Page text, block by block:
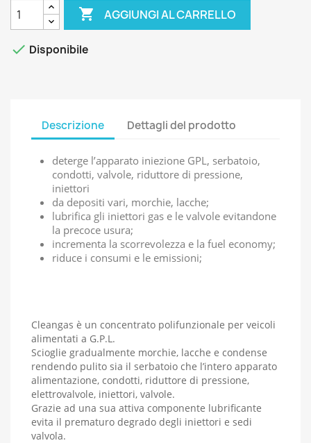
 AGGIUNGI AL CARRELLO
 Disponibile
Descrizione Dettagli del prodotto
deterge l’apparato iniezione GPL, serbatoio,
condotti, valvole, riduttore di pressione,
iniettori
da depositi vari, morchie, lacche;
lubrifica gli iniettori gas e le valvole evitandone
la precoce usura;
incrementa la scorrevolezza e la fuel economy;
riduce i consumi e le emissioni;
Cleangas è un concentrato polifunzionale per veicoli
alimentati a G.P.L.
Scioglie gradualmente morchie, lacche e condense
rendendo pulito sia il serbatoio che l’intero apparato
alimentazione, condotti, riduttore di pressione,
elettrovalvole, iniettori, valvole.
Grazie ad una sua attiva componente lubrificante
evita il prematuro degrado degli iniettori e sedi
valvola.